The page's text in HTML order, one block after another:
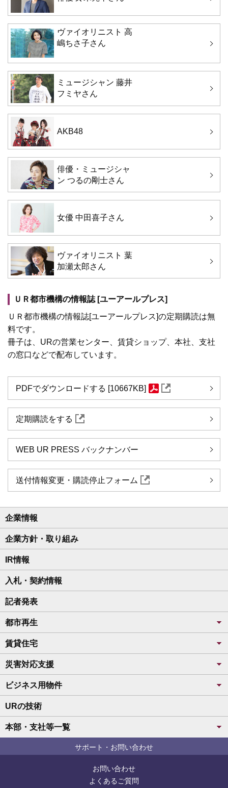
ヴァイオリニスト 高
嶋ちさ子さん
ミュージシャン 藤井
フミヤさん
AKB48
俳優・ミュージシャ
ン つるの剛士さん
女優 中田喜子さん
ヴァイオリニスト 葉
加瀬太郎さん
ＵＲ都市機構の情報誌 [ユーアールプレス]
ＵＲ都市機構の情報誌[ユーアールプレス]の定期購読は無
料です。
冊子は、URの営業センター、賃貸ショップ、本社、支社
の窓口などで配布しています。
PDFでダウンロードする [10667KB]
定期購読をする
WEB UR PRESS バックナンバー
送付情報変更・購読停止フォーム
企業情報
企業方針・取り組み
IR情報
入札・契約情報
記者発表
都市再生
賃貸住宅
災害対応支援
ビジネス用物件
URの技術
本部・支社等一覧
サポート・お問い合わせ
お問い合わせ
よくあるご質問